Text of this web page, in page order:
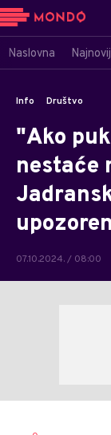
Naslovna
Info Društvo
"Ako
nestaće
07.10.2024. / 08:00
AUTOR